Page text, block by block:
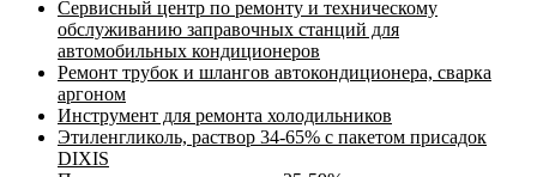
Сервисный центр по ремонту и техническому
обслуживанию заправочных станций для
автомобильных кондиционеров
Ремонт трубок и шлангов автокондиционера, сварка
аргоном
Инструмент для ремонта холодильников
Этиленгликоль, раствор 34-65% с пакетом присадок
DIXIS